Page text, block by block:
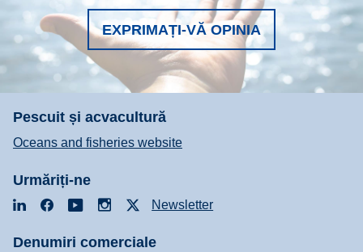
EXPRIMAȚI-VĂ OPINIA
Pescuit și acvacultură
Oceans and fisheries website
Urmăriți-ne
LinkedInFacebookYouTubeInstagramNewsletter
Denumiri comerciale